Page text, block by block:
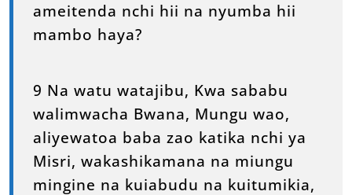
ameitenda nchi hii na nyumba hii
mambo haya?
9 Na watu watajibu, Kwa sababu
walimwacha Bwana, Mungu wao,
aliyewatoa baba zao katika nchi ya
Misri, wakashikamana na miungu
mingine na kuiabudu na kuitumikia,